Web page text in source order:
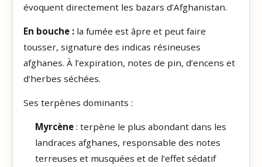
évoquent directement les bazars d’Afghanistan.
En bouche :la fumée est âpre et peut faire
tousser, signature des indicas résineuses
afghanes. À l’expiration, notes de pin, d’encens et
d’herbes séchées.
Ses terpènes dominants :
Myrcène: terpène le plus abondant dans les
landraces afghanes, responsable des notes
terreuses et musquées et de l’effet sédatif